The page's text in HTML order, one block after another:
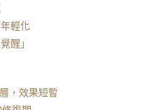
輕化
醒」
，效果短暫